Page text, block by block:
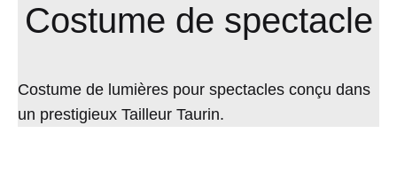
Costume de spectacle
Costume de lumières pour spectacles conçu dans
un prestigieux Tailleur Taurin.